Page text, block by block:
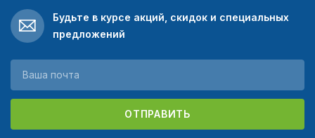
Будьте в курсе акций, скидок и специальных
предложений
ОТПРАВИТЬ